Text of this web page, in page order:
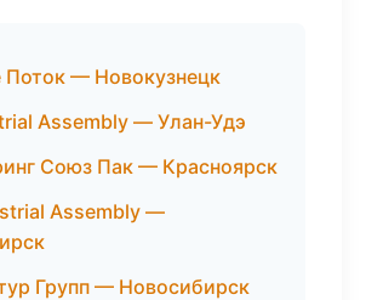
— Новокузнецк
Assembly — Улан-Удэ
Союз Пак — Красноярск
Assembly —
Групп — Новосибирск